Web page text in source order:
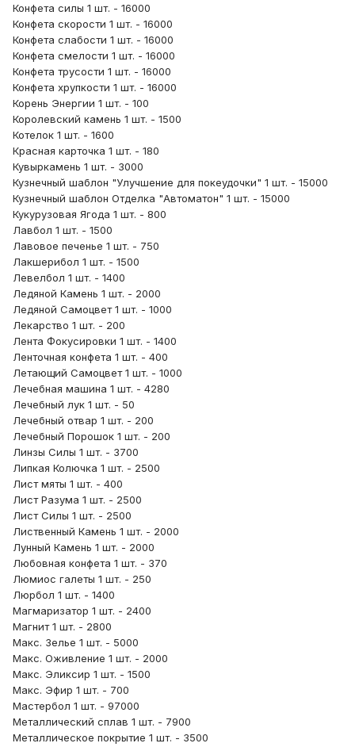
Конфета силы 1 шт. - 16000
Конфета скорости 1 шт. - 16000
Конфета слабости 1 шт. - 16000
Конфета смелости 1 шт. - 16000
Конфета трусости 1 шт. - 16000
Конфета хрупкости 1 шт. - 16000
Корень Энергии 1 шт. - 100
Королевский камень 1 шт. - 1500
Котелок 1 шт. - 1600
Красная карточка 1 шт. - 180
Кувыркамень 1 шт. - 3000
Кузнечный шаблон "Улучшение для покеудочки" 1 шт. - 15000
Кузнечный шаблон Отделка "Автоматон" 1 шт. - 15000
Кукурузовая Ягода 1 шт. - 800
Лавбол 1 шт. - 1500
Лавовое печенье 1 шт. - 750
Лакшерибол 1 шт. - 1500
Левелбол 1 шт. - 1400
Ледяной Камень 1 шт. - 2000
Ледяной Самоцвет 1 шт. - 1000
Лекарство 1 шт. - 200
Лента Фокусировки 1 шт. - 1400
Ленточная конфета 1 шт. - 400
Летающий Самоцвет 1 шт. - 1000
Лечебная машина 1 шт. - 4280
Лечебный лук 1 шт. - 50
Лечебный отвар 1 шт. - 200
Лечебный Порошок 1 шт. - 200
Линзы Силы 1 шт. - 3700
Липкая Колючка 1 шт. - 2500
Лист мяты 1 шт. - 400
Лист Разума 1 шт. - 2500
Лист Силы 1 шт. - 2500
Лиственный Камень 1 шт. - 2000
Лунный Камень 1 шт. - 2000
Любовная конфета 1 шт. - 370
Люмиос галеты 1 шт. - 250
Люрбол 1 шт. - 1400
Магмаризатор 1 шт. - 2400
Магнит 1 шт. - 2800
Макс. Зелье 1 шт. - 5000
Макс. Оживление 1 шт. - 2000
Макс. Эликсир 1 шт. - 1500
Макс. Эфир 1 шт. - 700
Мастербол 1 шт. - 97000
Металлический сплав 1 шт. - 7900
Металлическое покрытие 1 шт. - 3500